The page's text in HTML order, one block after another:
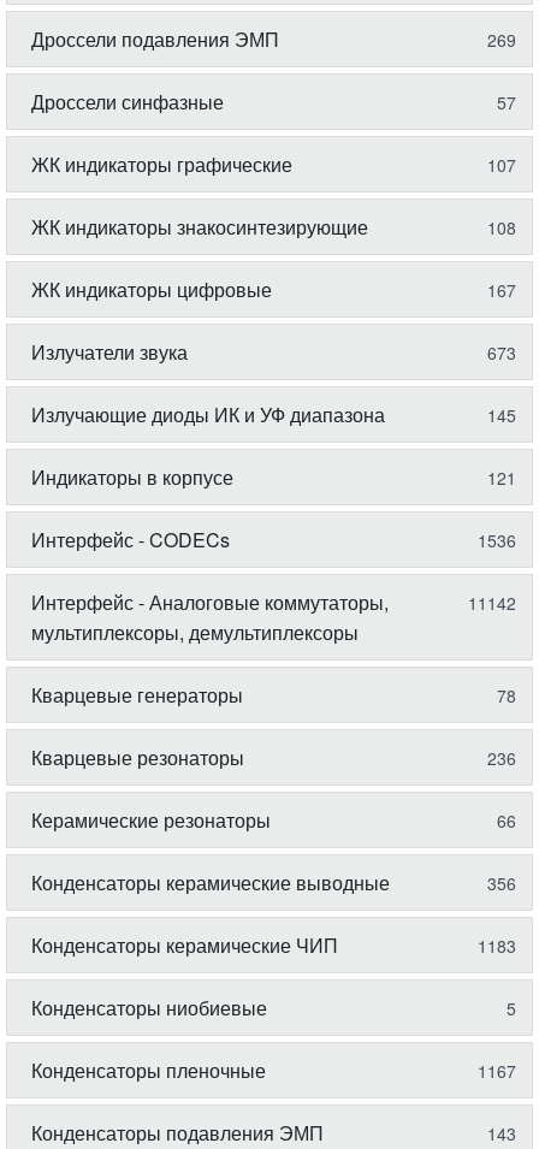
Дроссели подавления ЭМП 269
Дроссели синфазные 57
ЖК индикаторы графические 107
ЖК индикаторы знакосинтезирующие 108
ЖК индикаторы цифровые 167
Излучатели звука 673
Излучающие диоды ИК и УФ диапазона 145
Индикаторы в корпусе 121
Интерфейс - CODECs 1536
Интерфейс - Аналоговые коммутаторы,
мультиплексоры, демультиплексоры
11142
Кварцевые генераторы 78
Кварцевые резонаторы 236
Керамические резонаторы 66
Конденсаторы керамические выводные 356
Конденсаторы керамические ЧИП 1183
Конденсаторы ниобиевые 5
Конденсаторы пленочные 1167
Конденсаторы подавления ЭМП 143